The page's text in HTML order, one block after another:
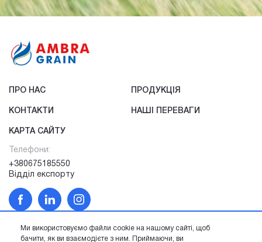
ПРО НАС ПРОДУКЦІЯ
КОНТАКТИ НАШІ ПЕРЕВАГИ
КАРТА САЙТУ
Телефони:
+380675185550
Відділ експорту
Ми використовуємо файли cookie на нашому сайті, щоб
бачити, як ви взаємодієте з ним. Приймаючи, ви